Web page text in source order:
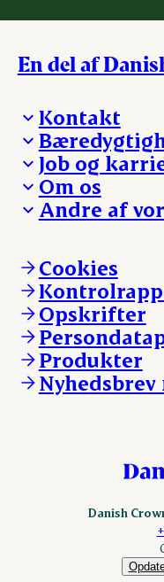
En del af
Kontakt
Besøg Danish Crown
Presse og nyheder
Reklamationer
Whistleblower
Øvrige henvendelser
Fra jord til bord
Hverdagen
Ansvarlighed og
Job og
Arbejd med os
Ledige stillinger
Om os
Hvem er vi
Vores resultater
Vores lokationer
Kontakt
Andre af
Andelsejere - kreatur
DAT-Schaub.com
ESS-FOOD.com
Fonden Dansk
KLS.se
nordicspoor.com
Scanhide.dk
Cookies
Opskrifter
Produkter
Danish